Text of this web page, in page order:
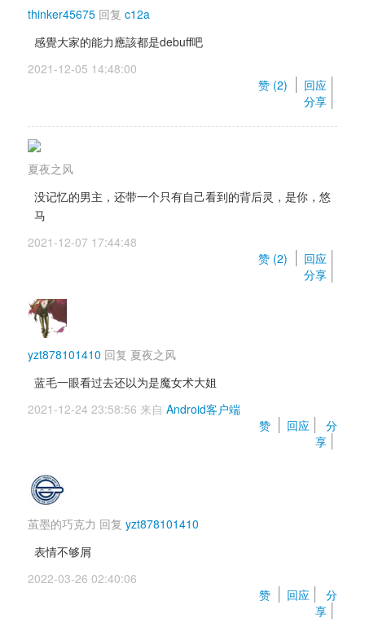
thinker45675 回复 c12a
感覺大家的能力應該都是debuff吧
2021-12-05 14:48:00
赞 (2)
回应
分享
夏夜之风
没记忆的男主，还带一个只有自己看到的背后灵，是你，悠
马
2021-12-07 17:44:48
赞 (2)
回应
分享
yzt878101410 回复 夏夜之风
蓝毛一眼看过去还以为是魔女术大姐
2021-12-24 23:58:56 来自 Android客户端
赞
回应
分
享
茧墨的巧克力 回复 yzt878101410
表情不够屑
2022-03-26 02:40:06
赞
回应
分
享